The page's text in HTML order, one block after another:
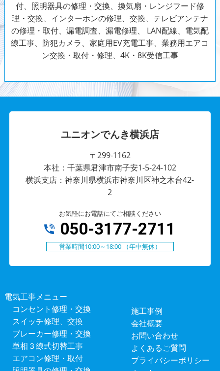
付、照明器具の修理・交換、換気扇・レンジフード修
理・交換、インターホンの修理、交換、テレビアンテナ
の修理・取付、漏電調査、漏電修理、 LAN配線、電気配
線工事、防犯カメラ、家庭用EV充電工事、業務用エアコ
ン交換・取付・修理、4K・8K受信工事
ユニオンでんき横浜店
〒299-1162
本社：千葉県君津市南子安1-5-24-102
横浜支店：神奈川県横浜市神奈川区神之木台42-
2
お気軽にお電話にてご相談ください
050-3177-2711
営業時間10:00～18:00 （年中無休）
電気工事メニュー
コンセント修理・交換
スイッチ修理、交換
ブレーカー修理・交換
単相３線式切替工事
エアコン修理・取付
施工事例
会社概要
お問い合わせ
よくあるご質問
プライバシーポリシー